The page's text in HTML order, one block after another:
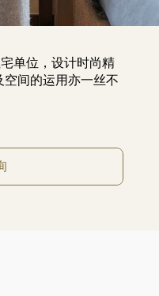
单位，设计时尚精
间的运用亦一丝不